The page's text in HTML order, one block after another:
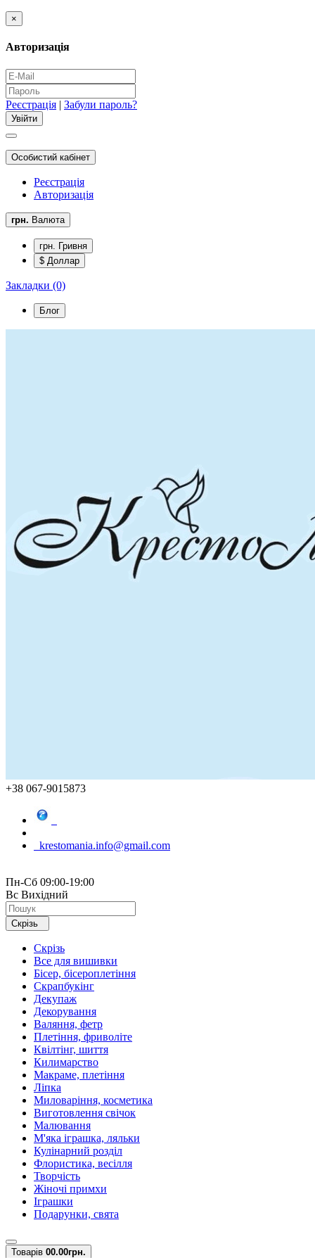
×
Авторизація
Реєстрація | Забули пароль?
Особистий кабінет
Реєстрація
Авторизація
грн. Валюта
грн. Гривня
$ Доллар
Закладки (0)
Блог
+38 067-9015873
krestomania.info@gmail.com
Пн-Сб 09:00-19:00
Вс Вихідний
Скрізь
Скрізь
Все для вишивки
Бісер, бісероплетіння
Скрапбукінг
Декупаж
Декорування
Валяння, фетр
Плетіння, фриволіте
Квілтінг, шиття
Килимарство
Макраме, плетіння
Ліпка
Миловаріння, косметика
Виготовлення свічок
Малювання
М'яка іграшка, ляльки
Кулінарний розділ
Флористика, весілля
Творчість
Жіночі примхи
Іграшки
Подарунки, свята
Товарів 00.00грн.